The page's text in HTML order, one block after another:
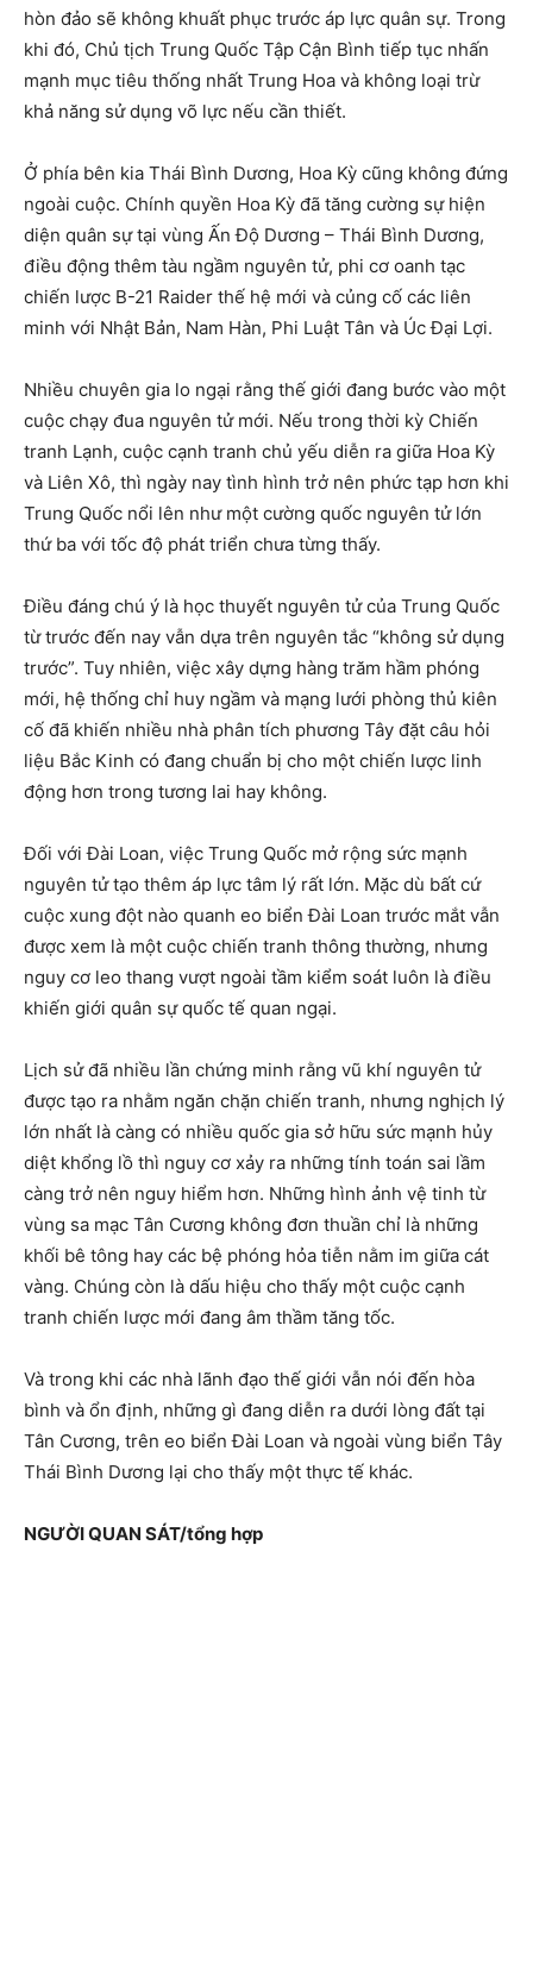
hòn đảo sẽ không khuất phục trước áp lực quân sự. Trong
khi đó, Chủ tịch Trung Quốc Tập Cận Bình tiếp tục nhấn
mạnh mục tiêu thống nhất Trung Hoa và không loại trừ
khả năng sử dụng võ lực nếu cần thiết.
Ở phía bên kia Thái Bình Dương, Hoa Kỳ cũng không đứng
ngoài cuộc. Chính quyền Hoa Kỳ đã tăng cường sự hiện
diện quân sự tại vùng Ấn Độ Dương – Thái Bình Dương,
điều động thêm tàu ngầm nguyên tử, phi cơ oanh tạc
chiến lược B-21 Raider thế hệ mới và củng cố các liên
minh với Nhật Bản, Nam Hàn, Phi Luật Tân và Úc Đại Lợi.
Nhiều chuyên gia lo ngại rằng thế giới đang bước vào một
cuộc chạy đua nguyên tử mới. Nếu trong thời kỳ Chiến
tranh Lạnh, cuộc cạnh tranh chủ yếu diễn ra giữa Hoa Kỳ
và Liên Xô, thì ngày nay tình hình trở nên phức tạp hơn khi
Trung Quốc nổi lên như một cường quốc nguyên tử lớn
thứ ba với tốc độ phát triển chưa từng thấy.
Điều đáng chú ý là học thuyết nguyên tử của Trung Quốc
từ trước đến nay vẫn dựa trên nguyên tắc “không sử dụng
trước”. Tuy nhiên, việc xây dựng hàng trăm hầm phóng
mới, hệ thống chỉ huy ngầm và mạng lưới phòng thủ kiên
cố đã khiến nhiều nhà phân tích phương Tây đặt câu hỏi
liệu Bắc Kinh có đang chuẩn bị cho một chiến lược linh
động hơn trong tương lai hay không.
Đối với Đài Loan, việc Trung Quốc mở rộng sức mạnh
nguyên tử tạo thêm áp lực tâm lý rất lớn. Mặc dù bất cứ
cuộc xung đột nào quanh eo biển Đài Loan trước mắt vẫn
được xem là một cuộc chiến tranh thông thường, nhưng
nguy cơ leo thang vượt ngoài tầm kiểm soát luôn là điều
khiến giới quân sự quốc tế quan ngại.
Lịch sử đã nhiều lần chứng minh rằng vũ khí nguyên tử
được tạo ra nhằm ngăn chặn chiến tranh, nhưng nghịch lý
lớn nhất là càng có nhiều quốc gia sở hữu sức mạnh hủy
diệt khổng lồ thì nguy cơ xảy ra những tính toán sai lầm
càng trở nên nguy hiểm hơn. Những hình ảnh vệ tinh từ
vùng sa mạc Tân Cương không đơn thuần chỉ là những
khối bê tông hay các bệ phóng hỏa tiễn nằm im giữa cát
vàng. Chúng còn là dấu hiệu cho thấy một cuộc cạnh
tranh chiến lược mới đang âm thầm tăng tốc.
Và trong khi các nhà lãnh đạo thế giới vẫn nói đến hòa
bình và ổn định, những gì đang diễn ra dưới lòng đất tại
Tân Cương, trên eo biển Đài Loan và ngoài vùng biển Tây
Thái Bình Dương lại cho thấy một thực tế khác.
NGƯỜI QUAN SÁT/tổng hợp